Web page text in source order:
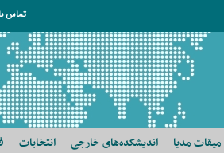
تماس
میقات مدیا اندیشکده‌های خارجی انتخابات